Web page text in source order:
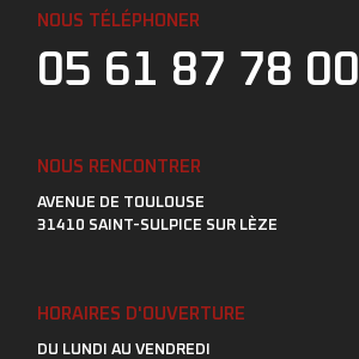
NOUS TÉLÉPHONER
05 61 87 78 00
NOUS RENCONTRER
AVENUE DE TOULOUSE
31410 SAINT-SULPICE SUR LÈZE
HORAIRES D'OUVERTURE
DU LUNDI AU VENDREDI